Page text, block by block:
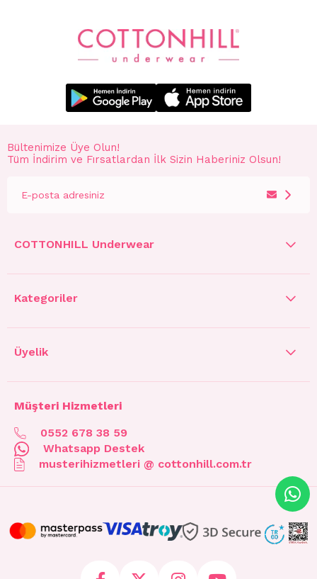
Bültenimize Üye Olun!
Tüm İndirim ve Fırsatlardan İlk Sizin Haberiniz Olsun!
COTTONHILL Underwear
Kategoriler
Üyelik
Müşteri Hizmetleri
0552 678 38 59
Whatsapp Destek
musterihizmetleri @ cottonhill.com.tr